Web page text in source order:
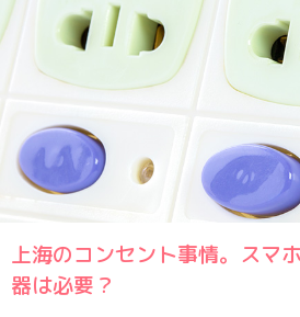
上海のコンセント事情。スマ
器は必要？